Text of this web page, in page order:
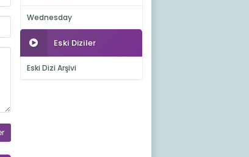
Wednesday
Eski Diziler
Eski Dizi Arşivi